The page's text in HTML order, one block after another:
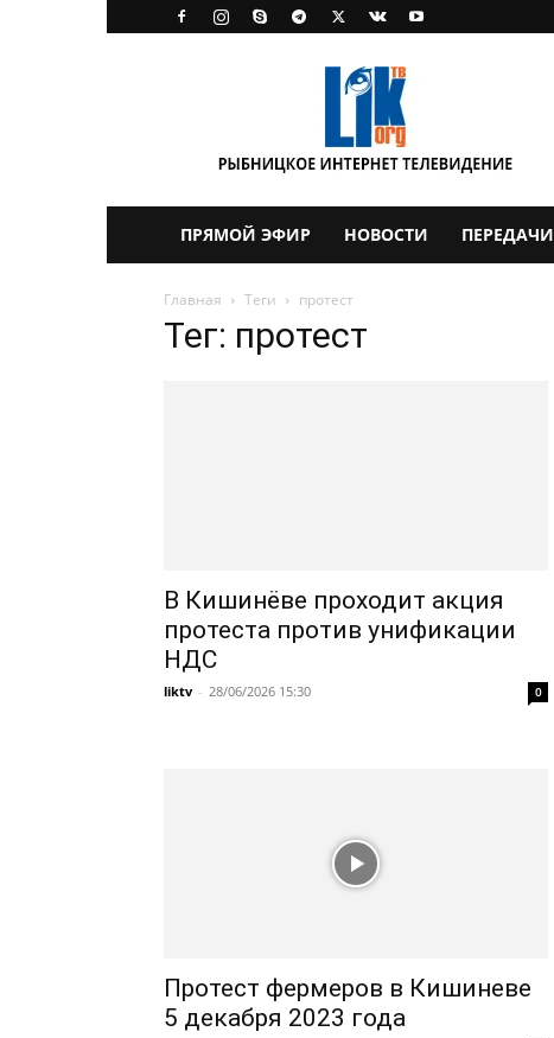
ПРЯМОЙ ЭФИР НОВОСТИ ПЕРЕДАЧИ
Главная Теги протест
Тег: протест
В Кишинёве проходит акция
протеста против унификации
НДС
liktv - 28/06/2026 15:30 0
Протест фермеров в Кишиневе
5 декабря 2023 года